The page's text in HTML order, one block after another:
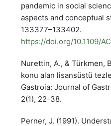
pandemic in social
aspects and conceptual
133377–133402.
https://doi.org/10.1109/
Nurettin, A., & Türkmen,
konu alan lisansüstü
Gastroia: Journal of
2(1), 22-38.
Perner, J. (1991).